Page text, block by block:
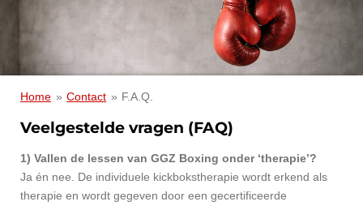
Home » Contact » F.A.Q.
Veelgestelde vragen (FAQ)
1) Vallen de lessen van GGZ Boxing onder ‘therapie’?
Ja én nee. De individuele kickbokstherapie wordt erkend als
therapie en wordt gegeven door een gecertificeerde